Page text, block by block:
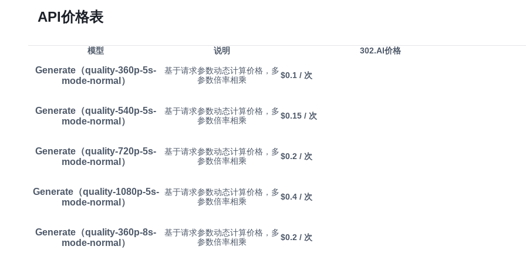
API价格表
模型 说明 302.AI价格
Generate（quality-360p-5s-
mode-normal）
基于请求参数动态计算价格，多
参数倍率相乘
$0.1 / 次
Generate（quality-540p-5s-
mode-normal）
基于请求参数动态计算价格，多
参数倍率相乘
$0.15 / 次
Generate（quality-720p-5s-
mode-normal）
基于请求参数动态计算价格，多
参数倍率相乘
$0.2 / 次
Generate（quality-1080p-5s-
mode-normal）
基于请求参数动态计算价格，多
参数倍率相乘
$0.4 / 次
Generate（quality-360p-8s-
mode-normal）
基于请求参数动态计算价格，多
参数倍率相乘
$0.2 / 次